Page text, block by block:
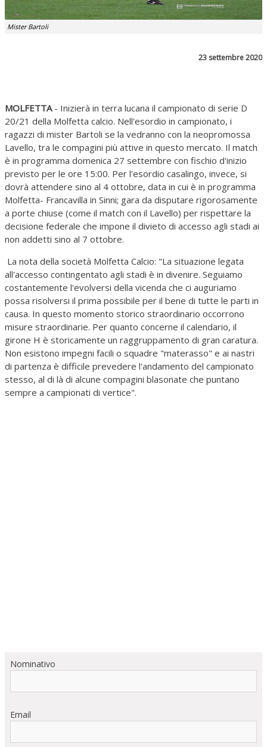
Mister Bartoli
23 settembre 2020
MOLFETTA- Inizierà in terra lucana il campionato di serie D
20/21 della Molfetta calcio. Nell'esordio in campionato, i
ragazzi di mister Bartoli se la vedranno con la neopromossa
Lavello, tra le compagini più attive in questo mercato. Il match
è in programma domenica 27 settembre con fischio d'inizio
previsto per le ore 15:00. Per l'esordio casalingo, invece, si
dovrà attendere sino al 4 ottobre, data in cui è in programma
Molfetta- Francavilla in Sinni; gara da disputare rigorosamente
a porte chiuse (come il match con il Lavello) per rispettare la
decisione federale che impone il divieto di accesso agli stadi ai
non addetti sino al 7 ottobre.
La nota della società Molfetta Calcio: "La situazione legata
all'accesso contingentato agli stadi è in divenire. Seguiamo
costantemente l'evolversi della vicenda che ci auguriamo
possa risolversi il prima possibile per il bene di tutte le parti in
causa. In questo momento storico straordinario occorrono
misure straordinarie. Per quanto concerne il calendario, il
girone H è storicamente un raggruppamento di gran caratura.
Non esistono impegni facili o squadre "materasso" e ai nastri
di partenza è difficile prevedere l'andamento del campionato
stesso, al di là di alcune compagini blasonate che puntano
sempre a campionati di vertice".
Nominativo
Email